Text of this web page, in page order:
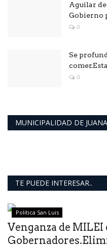
Aguilar
Gobierno
0
Se
0
MUNICIPALIDAD DE
TE PUEDE INTERESAR..
Política San Luis
Venganza de